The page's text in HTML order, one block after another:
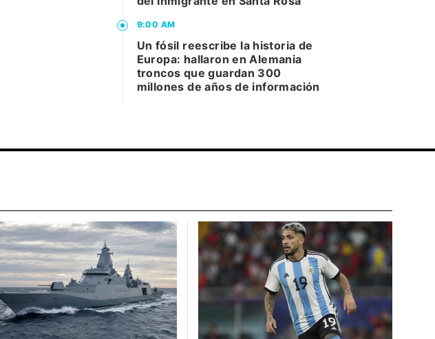
9:00 AM
Un fósil reescribe la historia de
Europa: hallaron en Alemania
troncos que guardan 300
millones de años de información